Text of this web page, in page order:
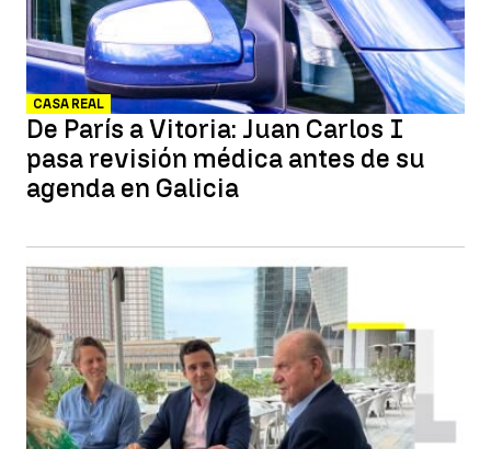
CASA REAL
De París a Vitoria: Juan Carlos I
pasa revisión médica antes de su
agenda en Galicia